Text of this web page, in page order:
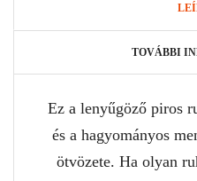
TOVÁBBI
Ez a lenyűgöző piros
és a hagyományos
ötvözete. Ha olyan